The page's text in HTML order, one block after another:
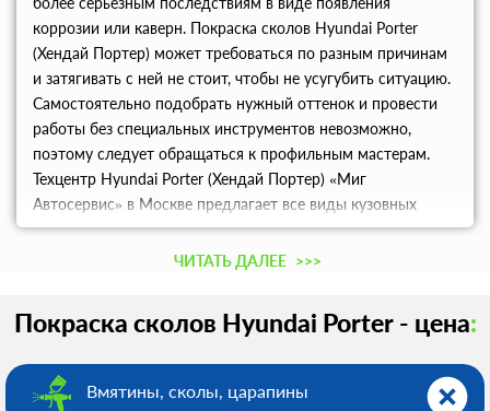
коррозии или каверн. Покраска сколов Hyundai Porter
(Хендай Портер) может требоваться по разным причинам
и затягивать с ней не стоит, чтобы не усугубить ситуацию.
Самостоятельно подобрать нужный оттенок и провести
работы без специальных инструментов невозможно,
поэтому следует обращаться к профильным мастерам.
Техцентр Hyundai Porter (Хендай Портер) «Миг
Автосервис» в Москве предлагает все виды кузовных
работ. Мы заранее оцениваем стоимость предстоящих
работ и не увеличиваем ее в процессе оказания услуг. Мы
ЧИТАТЬ ДАЛЕЕ >>>
Покраска сколов Hyundai Porter - цена:
Вмятины, сколы, царапины